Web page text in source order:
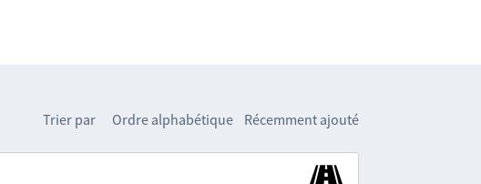
Trier par Ordre alphabétique Récemment ajouté